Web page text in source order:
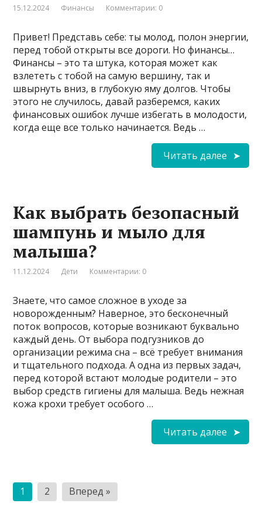
15.12.2024 Финансы Комментарии: 0
Привет! Представь себе: ты молод, полон энергии,
перед тобой открыты все дороги. Но финансы…
Финансы – это та штука, которая может как
взлететь с тобой на самую вершину, так и
швырнуть вниз, в глубокую яму долгов. Чтобы
этого не случилось, давай разберемся, каких
финансовых ошибок лучше избегать в молодости,
когда еще все только начинается. Ведь …
Читать далее
Как выбрать безопасный
шампунь и мыло для
малыша?
11.12.2024 Дети Комментарии: 0
Знаете, что самое сложное в уходе за
новорожденным? Наверное, это бесконечный
поток вопросов, которые возникают буквально
каждый день. От выбора подгузников до
организации режима сна – всё требует внимания
и тщательного подхода. А одна из первых задач,
перед которой встают молодые родители – это
выбор средств гигиены для малыша. Ведь нежная
кожа крохи требует особого …
Читать далее
Пагинация
записей
1 2 Вперед »